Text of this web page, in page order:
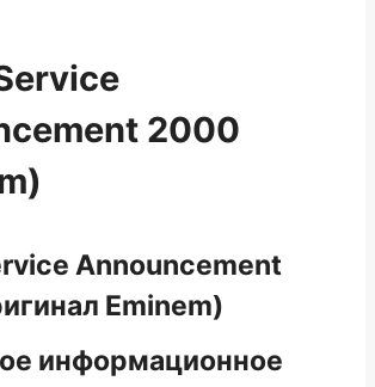
2000
Announcement
Eminem)
информационное